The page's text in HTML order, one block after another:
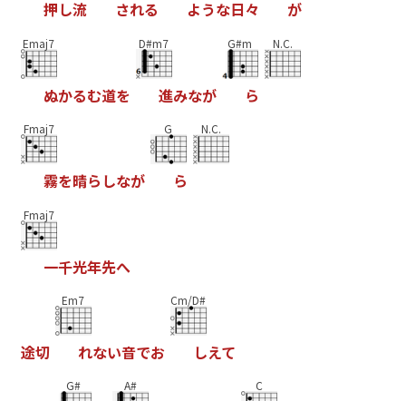
押し流 される ような日々 か
Emaj7
ぬかるむ道を
D#m7
進みなか
G#m
ら
N.C.
Fmaj7
霧を晴ら しなか
G
ら
N.C.
Fmaj7
一千光年先へ
途切
Em7
れない音てお
Cm/D#
しえて
G# A# C